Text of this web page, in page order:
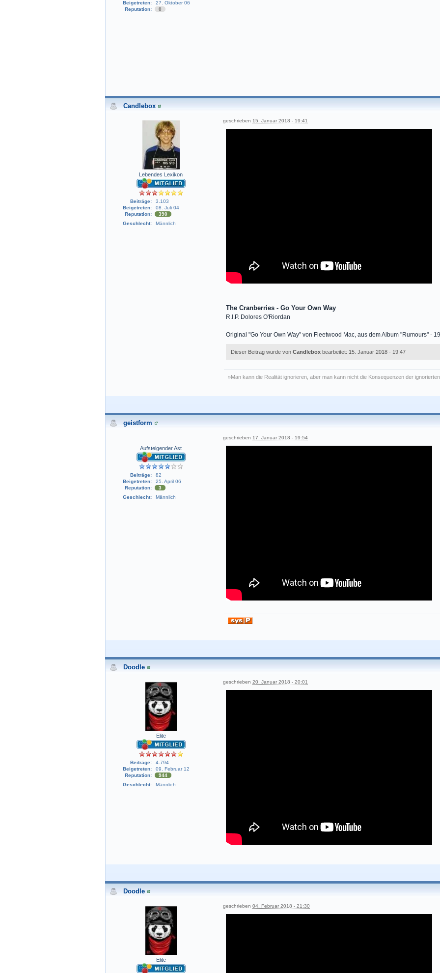
Beigetreten:
27. Oktober 06
Reputation:
0
Candlebox
Lebendes Lexikon
Beiträge:
3.103
Beigetreten:
08. Juli 04
Reputation:
390
Geschlecht:
Männlich
geschrieben 15. Januar 2018 - 19:41
The Cranberries - Go Your Own Way
R.I.P. Dolores O'Riordan
Original "Go Your Own Way" von Fleetwood Mac, aus dem Album "Rumours" -
Dieser Beitrag wurde von Candlebox bearbeitet: 15. Januar 2018 - 19:47
»Man kann die Realität ignorieren, aber man kann nicht die Konsequenzen der
geistform
Aufsteigender Ast
Beiträge:
82
Beigetreten:
25. April 06
Reputation:
3
Geschlecht:
Männlich
geschrieben 17. Januar 2018 - 19:54
Doodle
Elite
Beiträge:
4.794
Beigetreten:
09. Februar 12
Reputation:
944
Geschlecht:
Männlich
geschrieben 20. Januar 2018 - 20:01
Doodle
Elite
geschrieben 04. Februar 2018 - 21:30